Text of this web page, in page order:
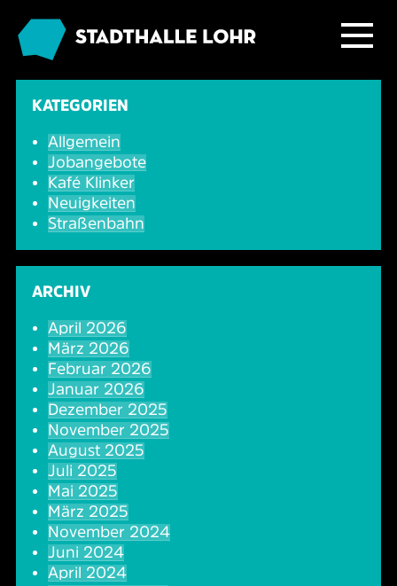
Programm
Übersicht
Ballett & Tanz
Familie
Konzerte
Oper & Operette
Party
Theater & Musical
Vorträge & Lesungen
Service
Neuigkeiten
Tickets
Hotels & Übernachtung
Essen & Trinken
Barrierefreiheit
Über Lohr a.Main
FAQ – Fragen & Antworten
Das Haus
Großer Saal
Seminarbereich
Technik
Downloads
Geschichte
Jobs
Kafé Klinker
KATEGORIEN
Allgemein
Jobangebote
Kafé Klinker
Neuigkeiten
Straßenbahn
ARCHIV
April 2026
März 2026
Februar 2026
Januar 2026
Dezember 2025
November 2025
August 2025
Juli 2025
Mai 2025
März 2025
November 2024
Juni 2024
April 2024